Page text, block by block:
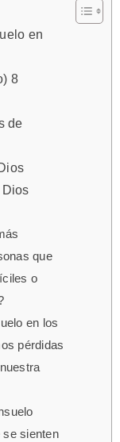
en
8
de
que
o
en los
pérdidas
se sienten